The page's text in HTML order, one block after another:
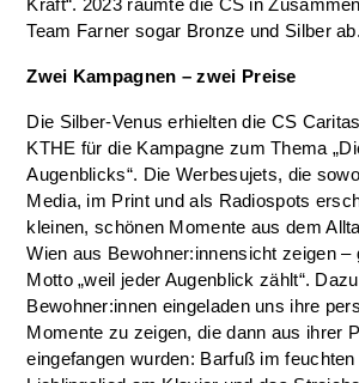
Kraft“. 2023 räumte die CS in
Team Farner sogar Bronze und Silber ab.
Zwei Kampagnen – zwei Preise
Die Silber-Venus erhielten die CS
KTHE für die Kampagne zum Thema
Augenblicks“. Die Werbesujets, die
Media, im Print und als Radiospots
kleinen, schönen Momente aus dem
Wien aus Bewohner:innensicht zeigen –
Motto „weil jeder Augenblick zählt“.
Bewohner:innen eingeladen uns ihre
Momente zu zeigen, die dann aus ihrer
eingefangen wurden: Barfuß im